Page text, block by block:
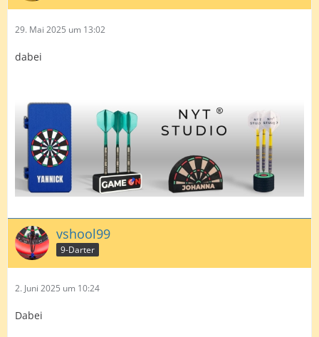
29. Mai 2025 um 13:02
dabei
vshool99
9-Darter
2. Juni 2025 um 10:24
Dabei